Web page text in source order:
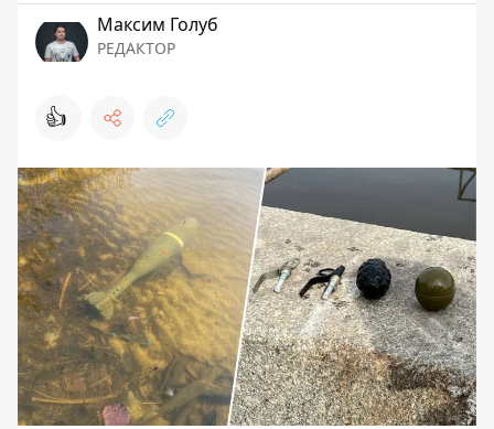
Максим Голуб
РЕДАКТОР
👍